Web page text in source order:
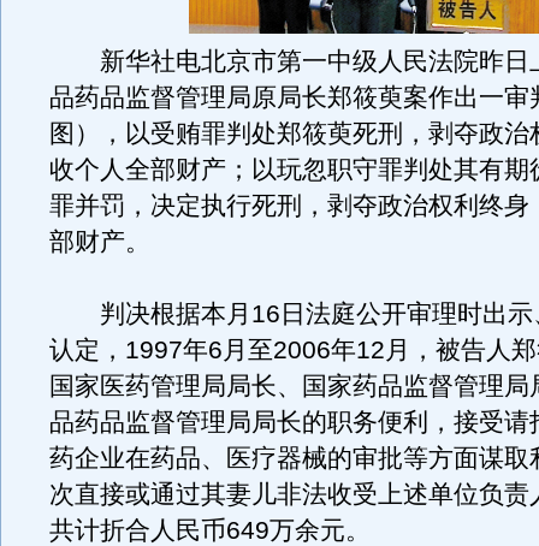
新华社电北京市第一中级人民法院昨日
品药品监督管理局原局长郑筱萸案作出一审
图），以受贿罪判处郑筱萸死刑，剥夺政治
收个人全部财产；以玩忽职守罪判处其有期
罪并罚，决定执行死刑，剥夺政治权利终身
部财产。
判决根据本月16日法庭公开审理时出示
认定，1997年6月至2006年12月，被告人
国家医药管理局局长、国家药品监督管理局
品药品监督管理局局长的职务便利，接受请
药企业在药品、医疗器械的审批等方面谋取
次直接或通过其妻儿非法收受上述单位负责
共计折合人民币649万余元。